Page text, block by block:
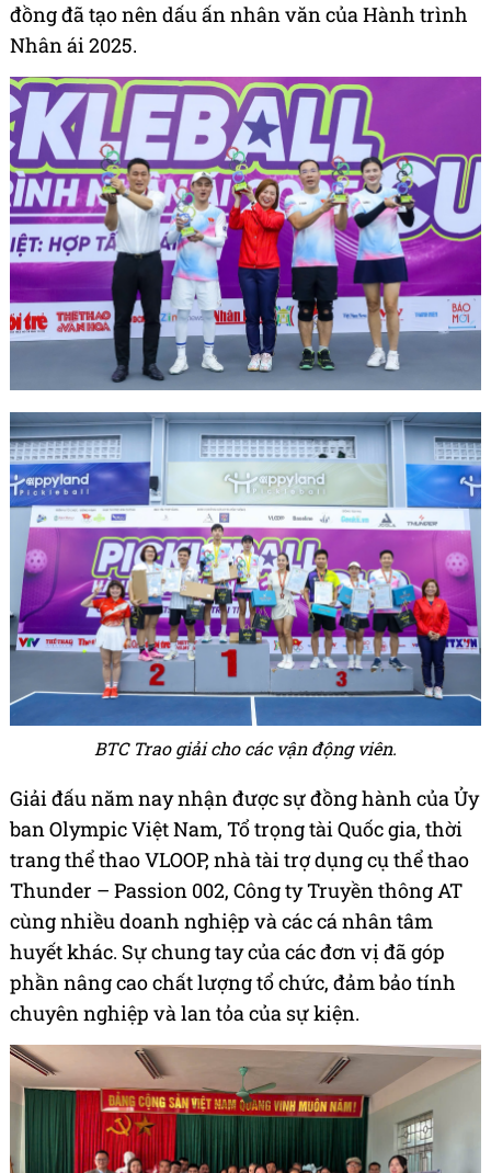
đồng đã tạo nên dấu ấn nhân văn của Hành trình
Nhân ái 2025.
BTC Trao giải cho các vận động viên.
Giải đấu năm nay nhận được sự đồng hành của Ủy
ban Olympic Việt Nam, Tổ trọng tài Quốc gia, thời
trang thể thao VLOOP, nhà tài trợ dụng cụ thể thao
Thunder – Passion 002, Công ty Truyền thông AT
cùng nhiều doanh nghiệp và các cá nhân tâm
huyết khác. Sự chung tay của các đơn vị đã góp
phần nâng cao chất lượng tổ chức, đảm bảo tính
chuyên nghiệp và lan tỏa của sự kiện.